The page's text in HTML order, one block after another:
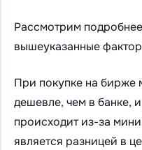
Рассмотрим
вышеуказанные
При покупке на бирже
дешевле, чем в банке,
происходит из-за
является разницей в